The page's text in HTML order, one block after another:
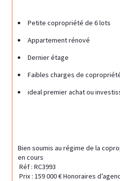
Petite copropriété de 6 lots
Appartement rénové
Dernier étage
Faibles charges de
ideal premier achat ou
Bien soumis au régime de la
en cours
Réf : RC3993
Prix : 159 000 € Honoraires